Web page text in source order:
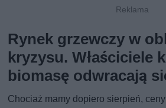
Rynek grzewczy w
kryzysu. Właściciele
biomasę odwracają
Chociaż mamy dopiero sierpień,